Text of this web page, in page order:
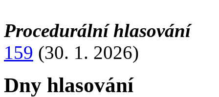
Procedurální hlasování
159 (30. 1. 2026)
Dny hlasování